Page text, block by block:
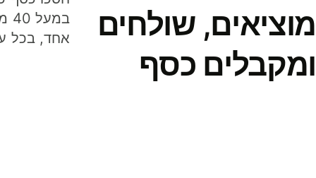
מוציאים, שולחים
ומקבלים כסף
אחד, בכל